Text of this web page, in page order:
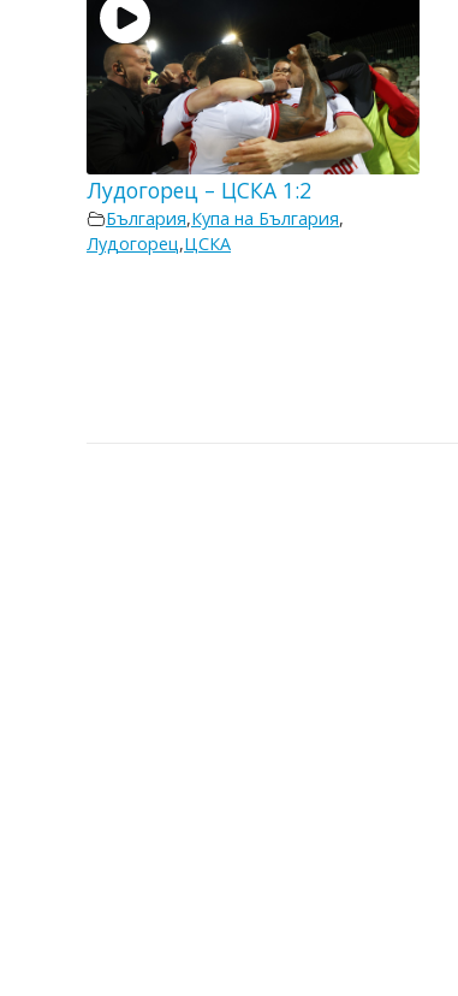
Лудогорец – ЦСКА 1:2
България,Купа на България,
Лудогорец,ЦСКА